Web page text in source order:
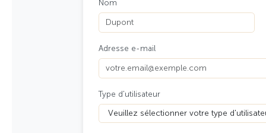
Nom
Adresse e-mail
Type d'utilisateur